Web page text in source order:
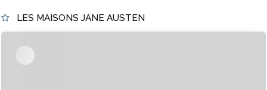
LES MAISONS JANE AUSTEN